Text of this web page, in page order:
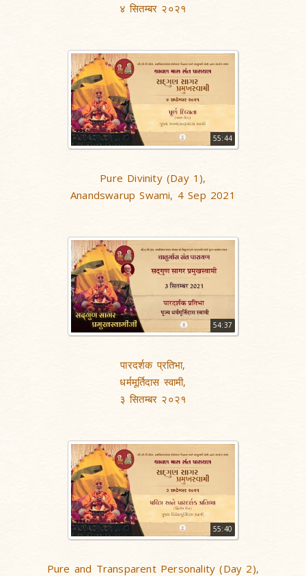
४ सितम्बर २०२१
55:44
Pure Divinity (Day 1),
Anandswarup Swami, 4 Sep 2021
54:37
पारदर्शक प्रतिभा,
धर्ममूर्तिदास स्वामी,
३ सितम्बर २०२१
55:40
Pure and Transparent Personality (Day 2),